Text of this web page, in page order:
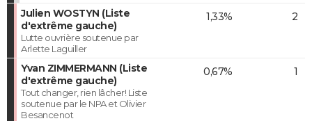
Julien WOSTYN (Liste
d'extrême gauche)
Lutte ouvrière soutenue par
Arlette Laguiller
1,33% 2
Yvan ZIMMERMANN (Liste
d'extrême gauche)
Tout changer, rien lâcher! Liste
soutenue par le NPA et Olivier
Besancenot
0,67% 1